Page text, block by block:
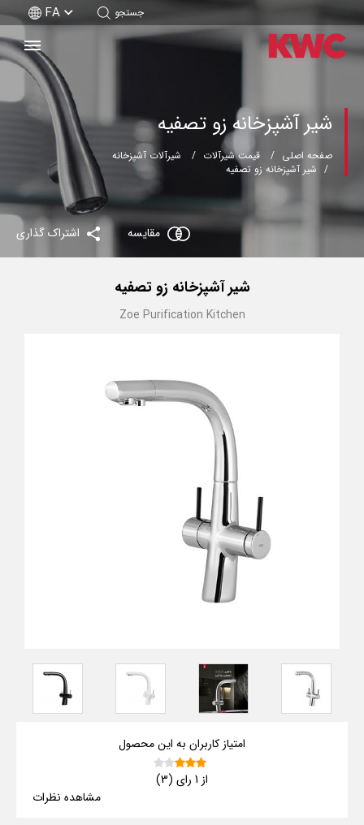
جستجو FA
شیر آشپزخانه زو تصفیه
صفحه اصلی قیمت شیرآلات
شیرآلات آشپزخانه
شیر آشپزخانه زو تصفیه
مقایسه اشتراک گذاری
شیر آشپزخانه زو تصفیه
Zoe Purification Kitchen
امتیاز کاربران به این محصول
از 1 رای (3)
مشاهده نظرات